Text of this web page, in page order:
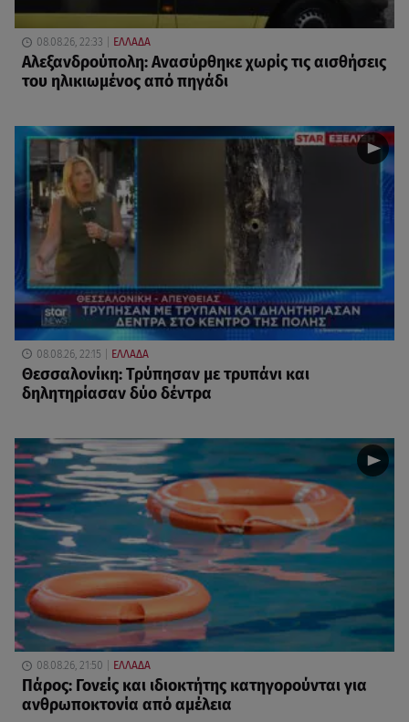
08.08.26, 22:33 ΕΛΛΑΔΑ
Αλεξανδρούπολη: Ανασύρθηκε χωρίς τις αισθήσεις
του ηλικιωμένος από πηγάδι
08.08.26, 22:15 ΕΛΛΑΔΑ
Θεσσαλονίκη: Τρύπησαν με τρυπάνι και
δηλητηρίασαν δύο δέντρα
08.08.26, 21:50 ΕΛΛΑΔΑ
Πάρος: Γονείς και ιδιοκτήτης κατηγορούνται για
ανθρωποκτονία από αμέλεια